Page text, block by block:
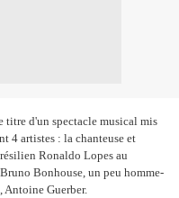
titre d'un spectacle musical mis
4 artistes : la chanteuse et
Ronaldo Lopes au
Bonhouse, un peu homme-
Antoine Guerber.